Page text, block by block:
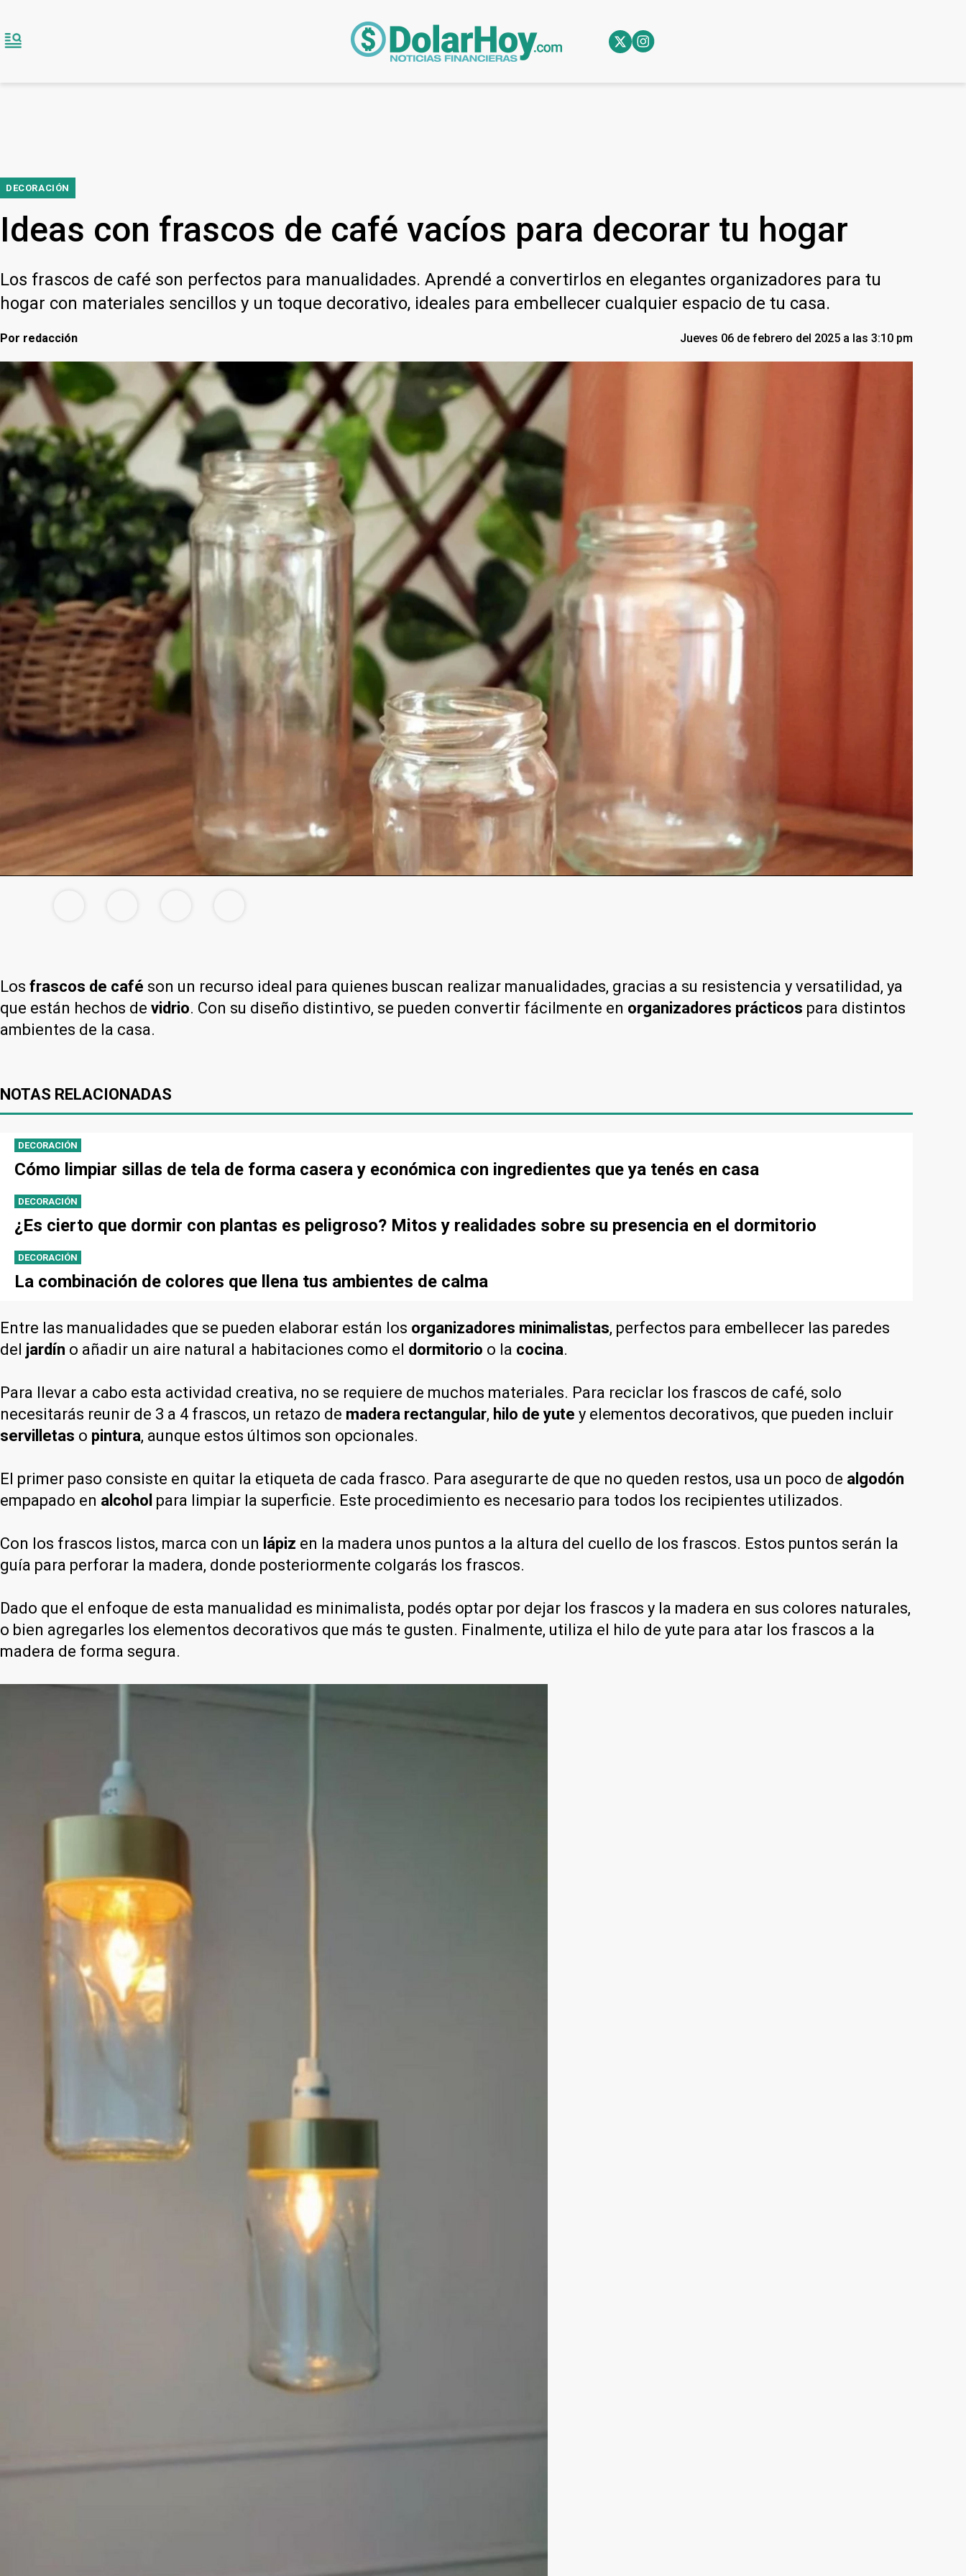
DECORACIÓN
Ideas con frascos de café vacíos para decorar tu hogar
Los frascos de café son perfectos para manualidades. Aprendé a convertirlos en elegantes organizadores para tu
hogar con materiales sencillos y un toque decorativo, ideales para embellecer cualquier espacio de tu casa.
Por redacción Jueves 06 de febrero del 2025 a las 3:10 pm
Los frascos de café son un recurso ideal para quienes buscan realizar manualidades, gracias a su resistencia y versatilidad, ya
que están hechos de vidrio. Con su diseño distintivo, se pueden convertir fácilmente en organizadores prácticos para distintos
ambientes de la casa.
NOTAS RELACIONADAS
DECORACIÓN
Cómo limpiar sillas de tela de forma casera y económica con ingredientes que ya tenés en casa
DECORACIÓN
¿Es cierto que dormir con plantas es peligroso? Mitos y realidades sobre su presencia en el dormitorio
DECORACIÓN
La combinación de colores que llena tus ambientes de calma
Entre las manualidades que se pueden elaborar están los organizadores minimalistas, perfectos para embellecer las paredes
del jardín o añadir un aire natural a habitaciones como el dormitorio o la cocina.
Para llevar a cabo esta actividad creativa, no se requiere de muchos materiales. Para reciclar los frascos de café, solo
necesitarás reunir de 3 a 4 frascos, un retazo de madera rectangular, hilo de yute y elementos decorativos, que pueden incluir
servilletas o pintura, aunque estos últimos son opcionales.
El primer paso consiste en quitar la etiqueta de cada frasco. Para asegurarte de que no queden restos, usa un poco de algodón
empapado en alcohol para limpiar la superficie. Este procedimiento es necesario para todos los recipientes utilizados.
Con los frascos listos, marca con un lápiz en la madera unos puntos a la altura del cuello de los frascos. Estos puntos serán la
guía para perforar la madera, donde posteriormente colgarás los frascos.
Dado que el enfoque de esta manualidad es minimalista, podés optar por dejar los frascos y la madera en sus colores naturales,
o bien agregarles los elementos decorativos que más te gusten. Finalmente, utiliza el hilo de yute para atar los frascos a la
madera de forma segura.